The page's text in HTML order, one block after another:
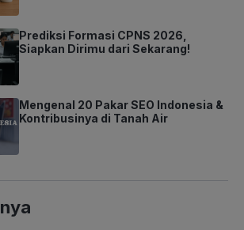
Prediksi Formasi CPNS 2026,
Siapkan Dirimu dari Sekarang!
Mengenal 20 Pakar SEO Indonesia &
Kontribusinya di Tanah Air